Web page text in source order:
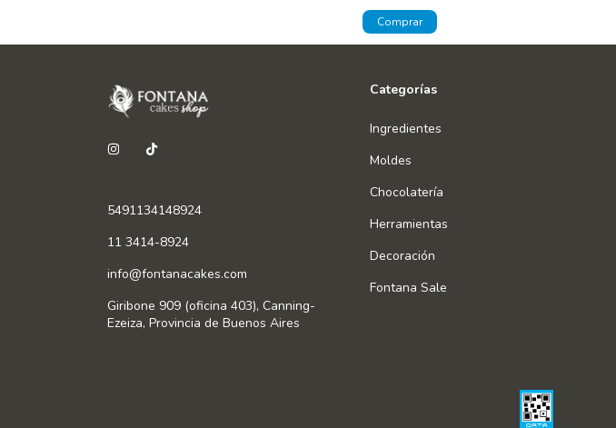
5491134148924
11 3414-8924
info@fontanacakes.com
Giribone 909 (oficina 403), Canning-
Ezeiza, Provincia de Buenos Aires
Categorías
Ingredientes
Moldes
Chocolatería
Herramientas
Decoración
Fontana Sale